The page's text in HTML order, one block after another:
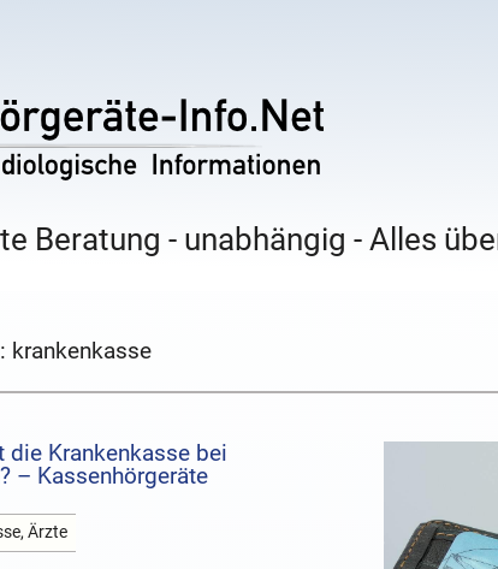
Beratung - unabhängig - Alles
krankenkasse
Ärzte